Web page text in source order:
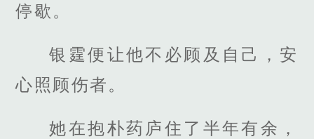
停歇。
银霆便让他不必顾及自己，安
心照顾伤者。
她在抱朴药庐住了半年有余，